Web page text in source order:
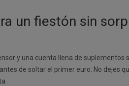
un fiestón sin
y una cuenta llena de suplementos
antes de soltar el primer euro. No dejes